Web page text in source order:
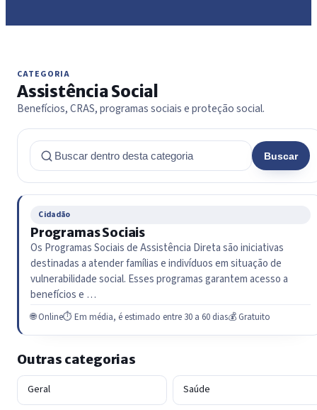
CATEGORIA
Assistência Social
Benefícios, CRAS, programas sociais e proteção social.
Buscar
Cidadão
Programas Sociais
Os Programas Sociais de Assistência Direta são iniciativas
destinadas a atender famílias e indivíduos em situação de
vulnerabilidade social. Esses programas garantem acesso a
benefícios e …
🌐 Online⏱ Em média, é estimado entre 30 a 60 dias💰 Gratuito
Outras categorias
Geral Saúde